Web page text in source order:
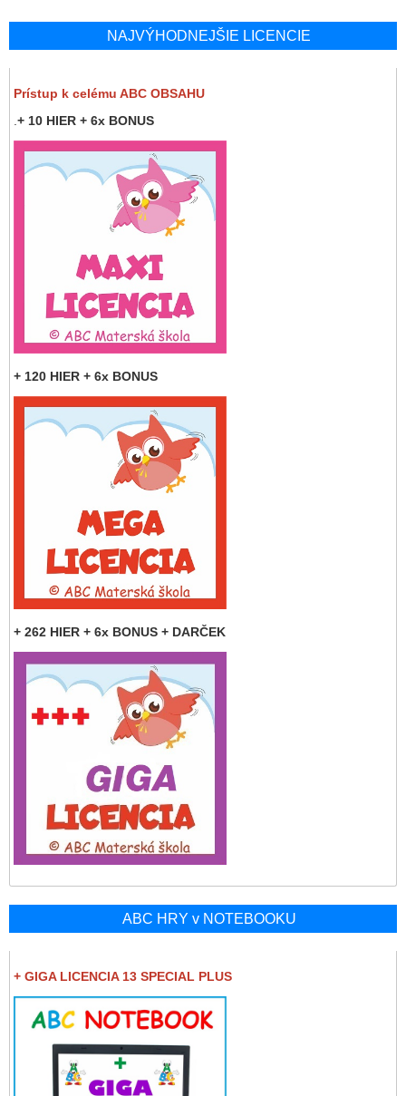
NAJVÝHODNEJŠIE LICENCIE
Prístup k celému ABC OBSAHU
+ 10 HIER + 6x BONUS
+ 120 HIER + 6x BONUS
+ 262 HIER + 6x BONUS + DARČEK
ABC HRY v NOTEBOOKU
+ GIGA LICENCIA 13 SPECIAL PLUS